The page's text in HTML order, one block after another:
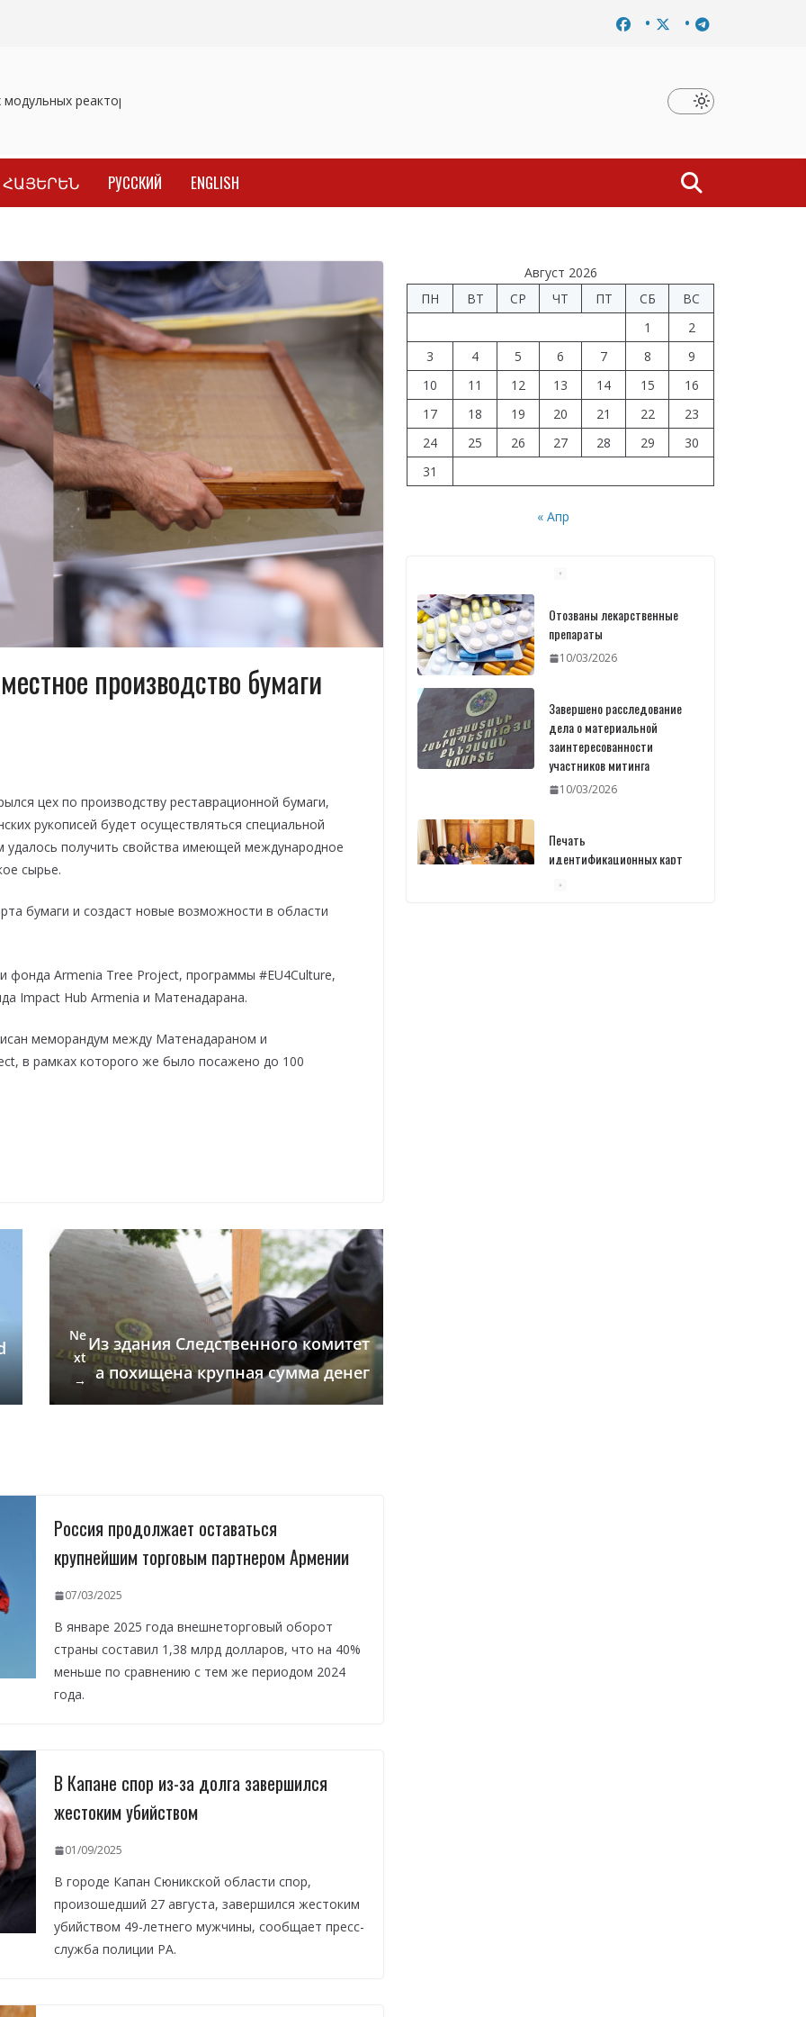
реакторов Завершено расследование дела о материальной
ՀԱՅԵՐԵՆ РУССКИЙ ENGLISH
производство бумаги
цех по производству реставрационной бумаги,
рукописей будет осуществляться специальной
удалось получить свойства имеющей международное
сырье.
бумаги и создаст новые возможности в области
фонда Armenia Tree Project, программы #EU4Culture,
Impact Hub Armenia и Матенадарана.
меморандум между Матенадараном и
в рамках которого же было посажено до 100
Ne
xt
→
Из здания Следственного комитет
а похищена крупная сумма денег
Россия продолжает оставаться
крупнейшим торговым партнером Армении
07/03/2025
В январе 2025 года внешнеторговый оборот
страны составил 1,38 млрд долларов, что на 40%
меньше по сравнению с тем же периодом 2024
года.
В Капане спор из-за долга завершился
жестоким убийством
01/09/2025
В городе Капан Сюникской области спор,
произошедший 27 августа, завершился жестоким
убийством 49-летнего мужчины, сообщает пресс-
служба полиции РА.
Август 2026
ПН
ВТ СР ЧТ ПТ СБ
ВС
1
2
3
4 5 6 7 8
9
10
11 12 13 14 15
16
17
18 19 20 21 22
23
24
25 26 27 28 29
30
31
« Апр
Завершено расследование
дела о материальной
заинтересованности
Печать
идентификационных карт
уже началась: В
10/03/2026